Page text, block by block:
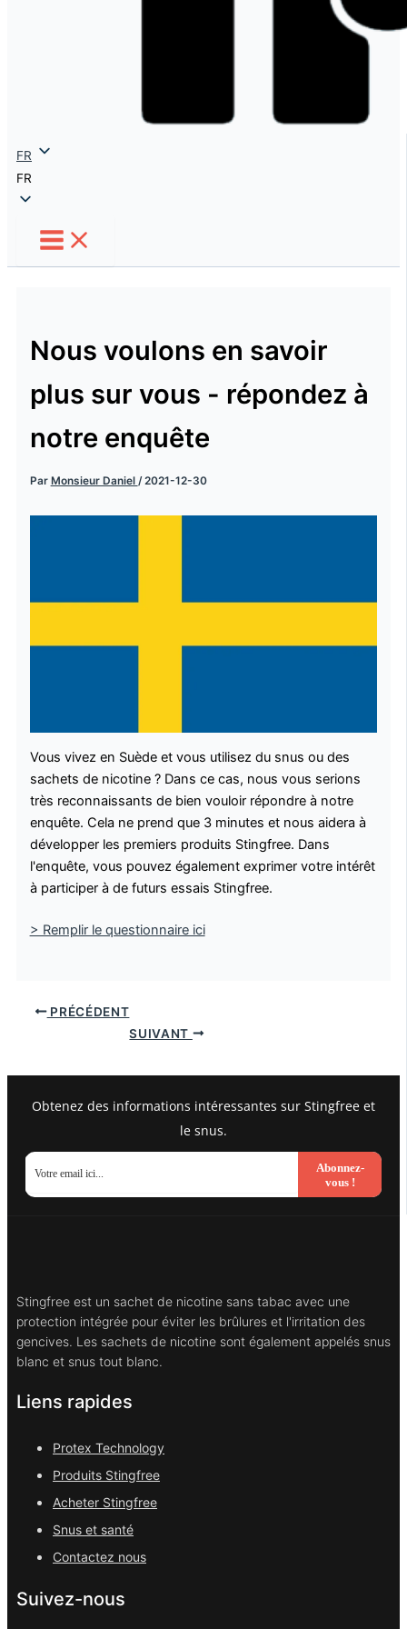
FR
FR
Nous voulons en savoir
plus sur vous - répondez à
notre enquête
Par Monsieur Daniel /2021-12-30
Vous vivez en Suède et vous utilisez du snus ou des
sachets de nicotine ? Dans ce cas, nous vous serions
très reconnaissants de bien vouloir répondre à notre
enquête. Cela ne prend que 3 minutes et nous aidera à
développer les premiers produits Stingfree. Dans
l'enquête, vous pouvez également exprimer votre intérêt
à participer à de futurs essais Stingfree.
> Remplir le questionnaire ici
PRÉCÉDENT
SUIVANT
Obtenez des informations intéressantes sur Stingfree et
le snus.
Abonnez-
vous !
Stingfree est un sachet de nicotine sans tabac avec une
protection intégrée pour éviter les brûlures et l'irritation des
gencives. Les sachets de nicotine sont également appelés snus
blanc et snus tout blanc.
Liens rapides
Protex Technology
Produits Stingfree
Acheter Stingfree
Snus et santé
Contactez nous
Suivez-nous